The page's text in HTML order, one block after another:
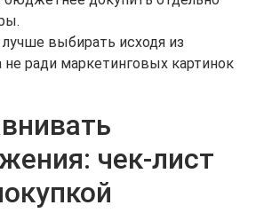
выбирать исходя из
не ради маркетинговых картинок
чек-лист